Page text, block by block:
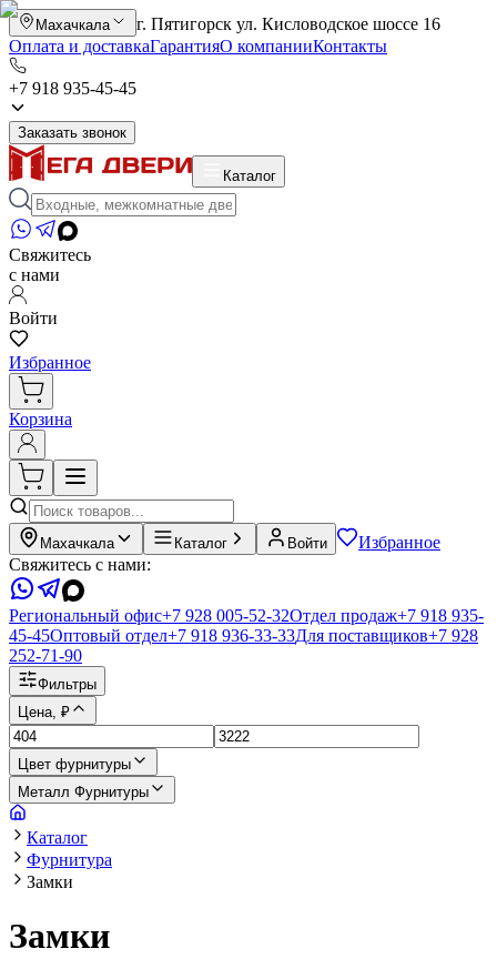
Махачкала
г. Пятигорск ул. Кисловодское шоссе 16
Оплата и доставкаГарантияО компанииКонтакты
+7 918 935-45-45
Заказать звонок
Каталог
Свяжитесь
с нами
Войти
Избранное
Корзина
Махачкала Каталог Войти
Избранное
Свяжитесь с нами:
Региональный офис+7 928 005-52-32Отдел продаж+7 918 935-
45-45Оптовый отдел+7 918 936-33-33Для поставщиков+7 928
252-71-90
Фильтры
Цена, ₽
Цвет фурнитуры
Металл Фурнитуры
Каталог
Фурнитура
Замки
Замки